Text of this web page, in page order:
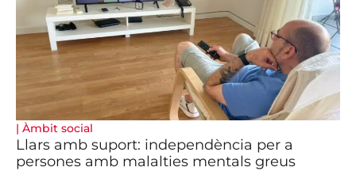
| Àmbit social
Llars amb suport: independència per a
persones amb malalties mentals greus